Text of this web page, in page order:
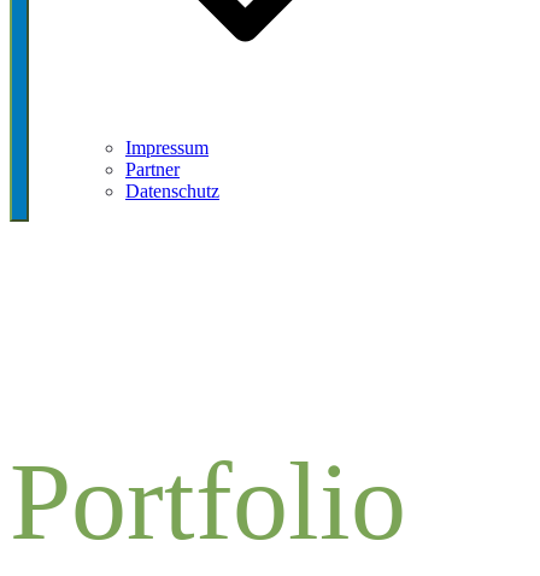
Impressum
Partner
Datenschutz
Portfolio